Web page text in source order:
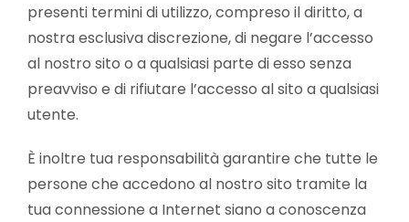
presenti termini di utilizzo, compreso il diritto, a
nostra esclusiva discrezione, di negare l’accesso
al nostro sito o a qualsiasi parte di esso senza
preavviso e di rifiutare l’accesso al sito a qualsiasi
utente.
È inoltre tua responsabilità garantire che tutte le
persone che accedono al nostro sito tramite la
tua connessione a Internet siano a conoscenza